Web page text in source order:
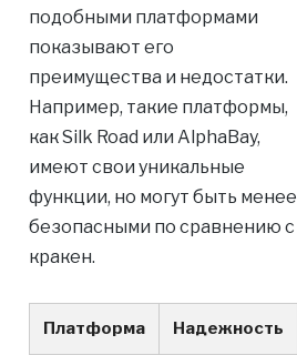
подобными платформами
показывают его
преимущества и недостатки.
Например, такие платформы,
как Silk Road или AlphaBay,
имеют свои уникальные
функции, но могут быть менее
безопасными по сравнению с
кракен.
Платформа Надежность